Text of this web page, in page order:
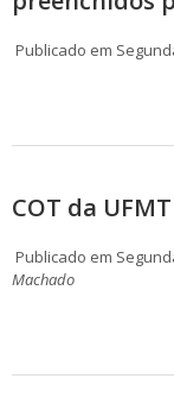
Publicado em
COT da
Publicado em
Machado